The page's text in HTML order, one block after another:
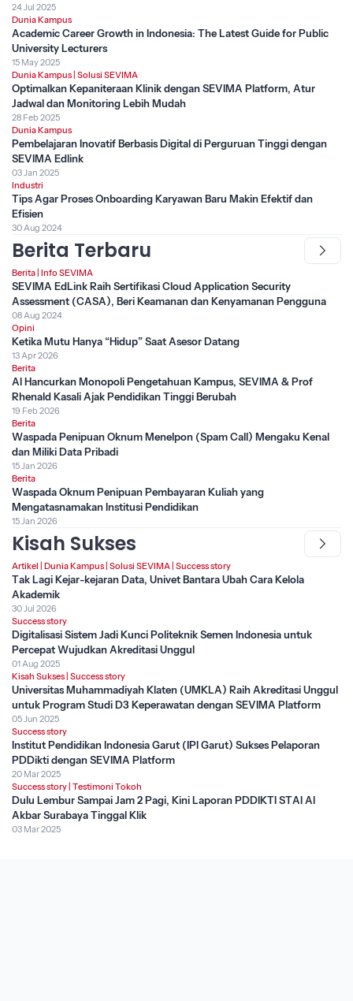
24 Jul 2025
Dunia Kampus
Academic Career Growth in Indonesia: The Latest Guide for Public
University Lecturers
15 May 2025
Dunia Kampus | Solusi SEVIMA
Optimalkan Kepaniteraan Klinik dengan SEVIMA Platform, Atur
Jadwal dan Monitoring Lebih Mudah
28 Feb 2025
Dunia Kampus
Pembelajaran Inovatif Berbasis Digital di Perguruan Tinggi dengan
SEVIMA Edlink
03 Jan 2025
Industri
Tips Agar Proses Onboarding Karyawan Baru Makin Efektif dan
Efisien
30 Aug 2024
Berita Terbaru
Berita | Info SEVIMA
SEVIMA EdLink Raih Sertifikasi Cloud Application Security
Assessment (CASA), Beri Keamanan dan Kenyamanan Pengguna
08 Aug 2024
Opini
Ketika Mutu Hanya “Hidup” Saat Asesor Datang
13 Apr 2026
Berita
AI Hancurkan Monopoli Pengetahuan Kampus, SEVIMA & Prof
Rhenald Kasali Ajak Pendidikan Tinggi Berubah
19 Feb 2026
Berita
Waspada Penipuan Oknum Menelpon (Spam Call) Mengaku Kenal
dan Miliki Data Pribadi
15 Jan 2026
Berita
Waspada Oknum Penipuan Pembayaran Kuliah yang
Mengatasnamakan Institusi Pendidikan
15 Jan 2026
Kisah Sukses
Artikel | Dunia Kampus | Solusi SEVIMA | Success story
Tak Lagi Kejar-kejaran Data, Univet Bantara Ubah Cara Kelola
Akademik
30 Jul 2026
Success story
Digitalisasi Sistem Jadi Kunci Politeknik Semen Indonesia untuk
Percepat Wujudkan Akreditasi Unggul
01 Aug 2025
Kisah Sukses | Success story
Universitas Muhammadiyah Klaten (UMKLA) Raih Akreditasi Unggul
untuk Program Studi D3 Keperawatan dengan SEVIMA Platform
05 Jun 2025
Success story
Institut Pendidikan Indonesia Garut (IPI Garut) Sukses Pelaporan
PDDikti dengan SEVIMA Platform
20 Mar 2025
Success story | Testimoni Tokoh
Dulu Lembur Sampai Jam 2 Pagi, Kini Laporan PDDIKTI STAI Al
Akbar Surabaya Tinggal Klik
03 Mar 2025